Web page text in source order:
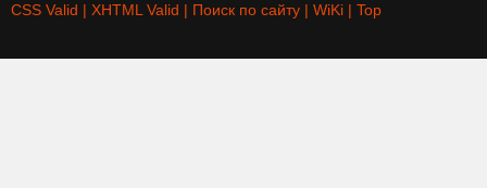
CSS Valid | XHTML Valid | Поиск по сайту | WiKi | Top